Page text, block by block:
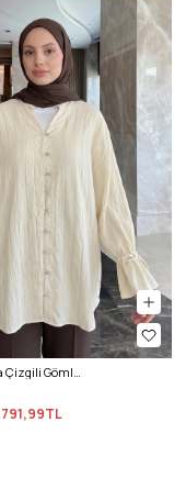
Degaje Yaka Çizgili Gömlek Y0121 - TEREYAĞ SARISI
791,99TL